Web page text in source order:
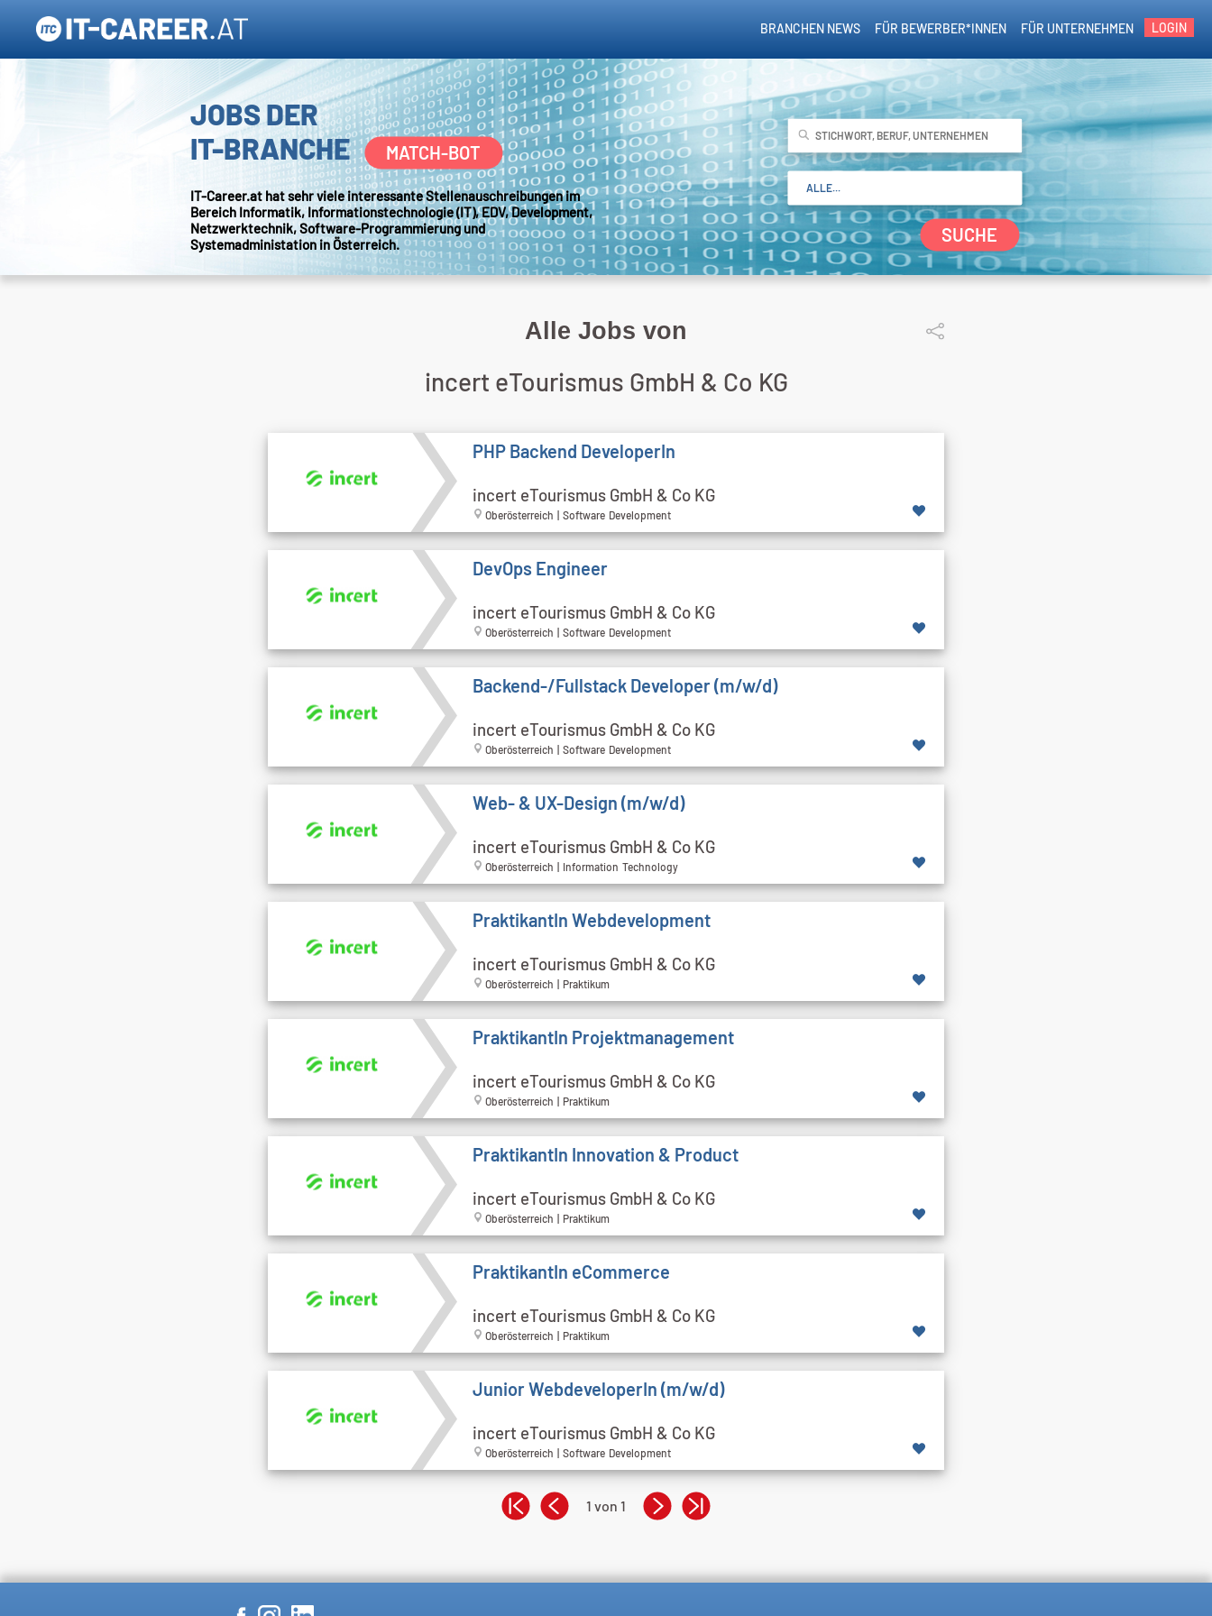
LOGIN
FÜR UNTERNEHMEN
FÜR BEWERBER*INNEN
BRANCHEN NEWS
JOBS DER
IT-BRANCHE
MATCH-BOT
IT-Career.at hat sehr viele interessante Stellenauschreibungen im
Bereich Informatik, Informationstechnologie (IT), EDV, Development,
Netzwerktechnik, Software-Programmierung und
Systemadministation in Österreich.
SUCHE
Alle Jobs von
incert eTourismus GmbH & Co KG
PHP Backend DeveloperIn
incert eTourismus GmbH & Co KG
Oberösterreich | Software Development
DevOps Engineer
incert eTourismus GmbH & Co KG
Oberösterreich | Software Development
Backend-/Fullstack Developer (m/w/d)
incert eTourismus GmbH & Co KG
Oberösterreich | Software Development
Web- & UX-Design (m/w/d)
incert eTourismus GmbH & Co KG
Oberösterreich | Information Technology
PraktikantIn Webdevelopment
incert eTourismus GmbH & Co KG
Oberösterreich | Praktikum
PraktikantIn Projektmanagement
incert eTourismus GmbH & Co KG
Oberösterreich | Praktikum
PraktikantIn Innovation & Product
incert eTourismus GmbH & Co KG
Oberösterreich | Praktikum
PraktikantIn eCommerce
incert eTourismus GmbH & Co KG
Oberösterreich | Praktikum
Junior WebdeveloperIn (m/w/d)
incert eTourismus GmbH & Co KG
Oberösterreich | Software Development
1 von 1